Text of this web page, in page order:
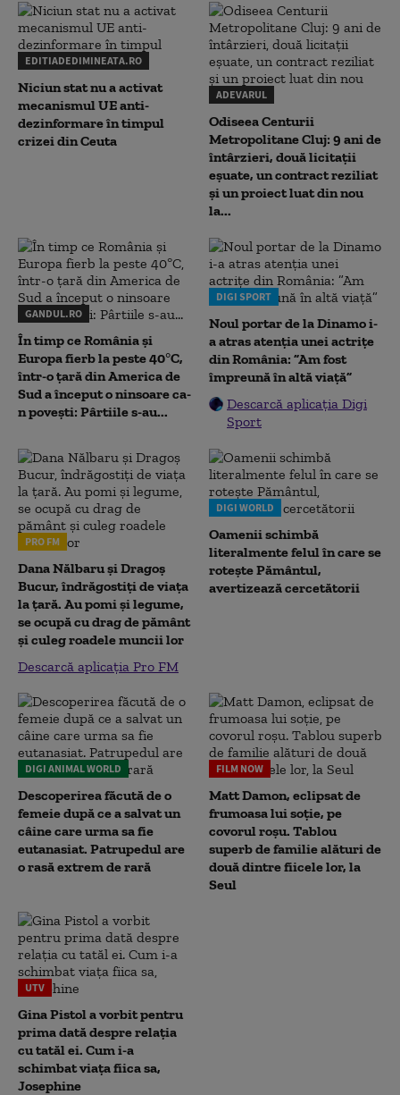
EDITIADEDIMINEATA.RO
Niciun stat nu a activat
mecanismul UE anti-
dezinformare în timpul
crizei din Ceuta
ADEVARUL
Odiseea Centurii
Metropolitane Cluj: 9 ani de
întârzieri, două licitații
eșuate, un contract reziliat
și un proiect luat din nou
la...
GANDUL.RO
În timp ce România și
Europa fierb la peste 40°C,
într-o țară din America de
Sud a început o ninsoare ca-
n povești: Pârtiile s-au...
DIGI SPORT
Noul portar de la Dinamo i-
a atras atenția unei actrițe
din România: ”Am fost
împreună în altă viață”
Descarcă aplicația Digi
Sport
PRO FM
Dana Nălbaru și Dragoș
Bucur, îndrăgostiți de viața
la țară. Au pomi și legume,
se ocupă cu drag de pământ
și culeg roadele muncii lor
Descarcă aplicația Pro FM
DIGI WORLD
Oamenii schimbă
literalmente felul în care se
rotește Pământul,
avertizează cercetătorii
DIGI ANIMAL WORLD
Descoperirea făcută de o
femeie după ce a salvat un
câine care urma sa fie
eutanasiat. Patrupedul are
o rasă extrem de rară
FILM NOW
Matt Damon, eclipsat de
frumoasa lui soție, pe
covorul roșu. Tablou
superb de familie alături de
două dintre fiicele lor, la
Seul
UTV
Gina Pistol a vorbit pentru
prima dată despre relația
cu tatăl ei. Cum i-a
schimbat viața fiica sa,
Josephine